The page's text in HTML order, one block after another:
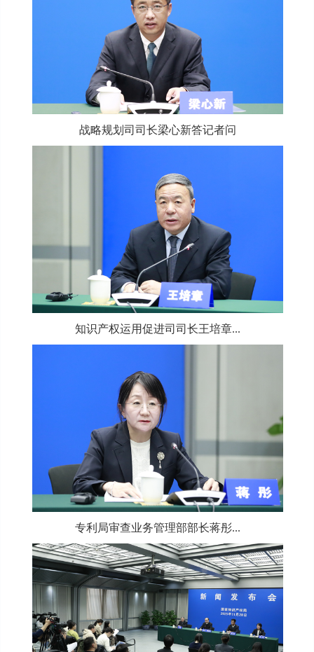
战略规划司司长梁心新答记者问
知识产权运用促进司司长王培章...
专利局审查业务管理部部长蒋彤...